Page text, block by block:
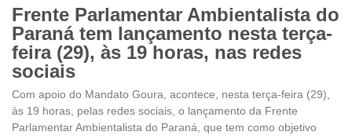
Frente Parlamentar Ambientalista do
Paraná tem lançamento nesta terça-
feira (29), às 19 horas, nas redes
sociais
Com apoio do Mandato Goura, acontece, nesta terça-feira (29),
às 19 horas, pelas redes sociais, o lançamento da Frente
Parlamentar Ambientalista do Paraná, que tem como objetivo